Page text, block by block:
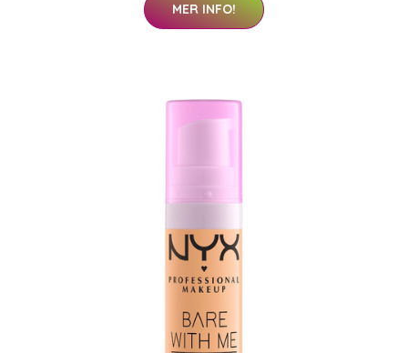
MER INFO!